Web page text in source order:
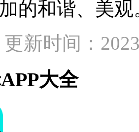
的和谐、美观
更新时间：
大全